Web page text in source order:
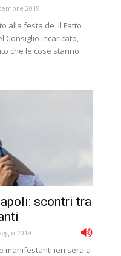
2019
alla festa de 'Il Fatto
Consiglio incaricato,
che le cose stanno
scontri tra
2019
manifestanti ieri sera a